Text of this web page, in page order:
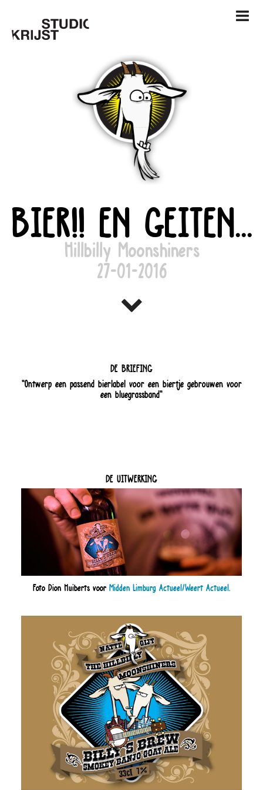
BIER!! EN GEITEN...
Hillbilly Moonshiners
27-01-2016
DE BRIEFING
"Ontwerp een passend bierlabel voor een biertje gebrouwen voor
een bluegrassband"
DE UITWERKING
Foto Dion Huiberts voor Midden Limburg Actueel/Weert Actueel.